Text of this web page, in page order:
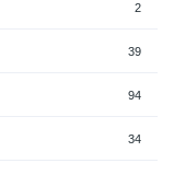
2
39
94
34